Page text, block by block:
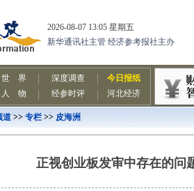
道 >> 专栏 >> 皮海洲
正视创业板发审中存在的问